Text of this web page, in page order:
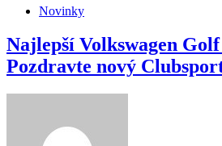
Novinky
Najlepší Volkswagen
Pozdravte nový